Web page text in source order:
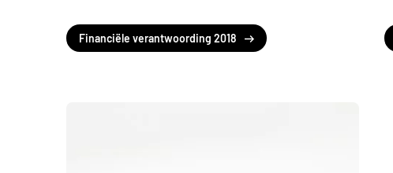
Financiële verantwoording 2018